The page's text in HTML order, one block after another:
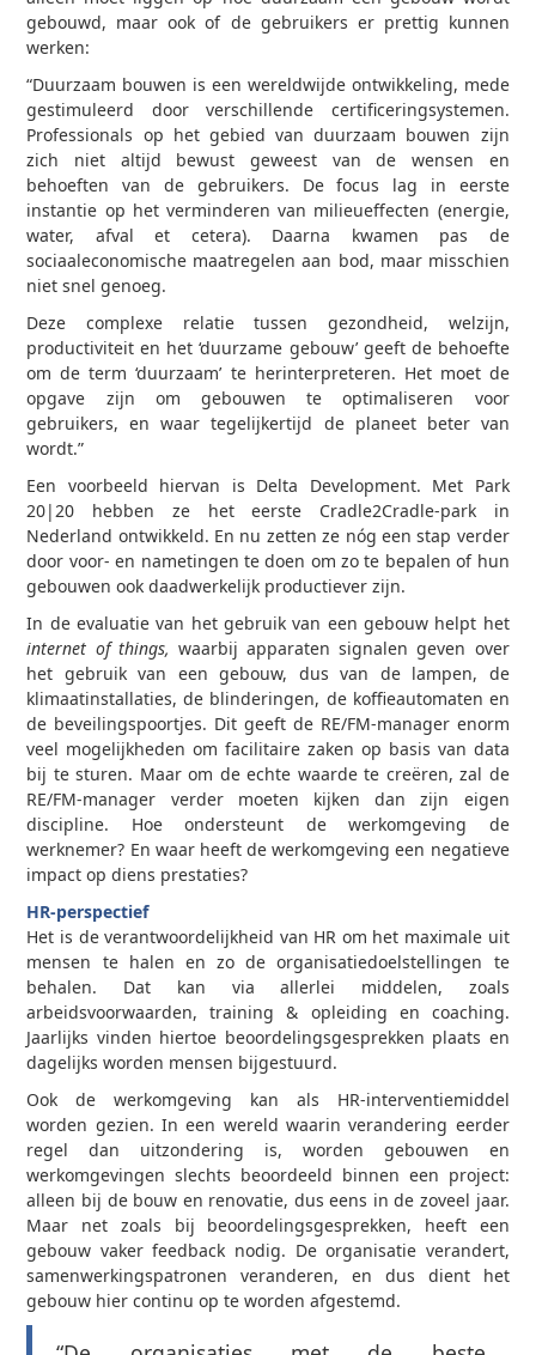
gebouwd, maar ook of de gebruikers er prettig kunnen
werken:
“Duurzaam bouwen is een wereldwijde ontwikkeling, mede
gestimuleerd door verschillende certificeringsystemen.
Professionals op het gebied van duurzaam bouwen zijn
zich niet altijd bewust geweest van de wensen en
behoeften van de gebruikers. De focus lag in eerste
instantie op het verminderen van milieueffecten (energie,
water, afval et cetera). Daarna kwamen pas de
sociaaleconomische maatregelen aan bod, maar misschien
niet snel genoeg.
Deze complexe relatie tussen gezondheid, welzijn,
productiviteit en het ‘duurzame gebouw’ geeft de behoefte
om de term ‘duurzaam’ te herinterpreteren. Het moet de
opgave zijn om gebouwen te optimaliseren voor
gebruikers, en waar tegelijkertijd de planeet beter van
wordt.”
Een voorbeeld hiervan is Delta Development. Met Park
20|20 hebben ze het eerste Cradle2Cradle-park in
Nederland ontwikkeld. En nu zetten ze nóg een stap verder
door voor- en nametingen te doen om zo te bepalen of hun
gebouwen ook daadwerkelijk productiever zijn.
In de evaluatie van het gebruik van een gebouw helpt het
internet of things, waarbij apparaten signalen geven over
het gebruik van een gebouw, dus van de lampen, de
klimaatinstallaties, de blinderingen, de koffieautomaten en
de beveilingspoortjes. Dit geeft de RE/FM-manager enorm
veel mogelijkheden om facilitaire zaken op basis van data
bij te sturen. Maar om de echte waarde te creëren, zal de
RE/FM-manager verder moeten kijken dan zijn eigen
discipline. Hoe ondersteunt de werkomgeving de
werknemer? En waar heeft de werkomgeving een negatieve
impact op diens prestaties?
HR-perspectief
Het is de verantwoordelijkheid van HR om het maximale uit
mensen te halen en zo de organisatiedoelstellingen te
behalen. Dat kan via allerlei middelen, zoals
arbeidsvoorwaarden, training & opleiding en coaching.
Jaarlijks vinden hiertoe beoordelingsgesprekken plaats en
dagelijks worden mensen bijgestuurd.
Ook de werkomgeving kan als HR-interventiemiddel
worden gezien. In een wereld waarin verandering eerder
regel dan uitzondering is, worden gebouwen en
werkomgevingen slechts beoordeeld binnen een project:
alleen bij de bouw en renovatie, dus eens in de zoveel jaar.
Maar net zoals bij beoordelingsgesprekken, heeft een
gebouw vaker feedback nodig. De organisatie verandert,
samenwerkingspatronen veranderen, en dus dient het
gebouw hier continu op te worden afgestemd.